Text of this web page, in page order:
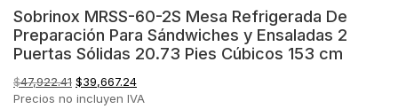
Sobrinox MRSS-60-2S Mesa Refrigerada De
Preparación Para Sándwiches y Ensaladas 2
Puertas Sólidas 20.73 Pies Cúbicos 153 cm
$47,922.41 El
precio
$39,667.24El
precio
Precios no incluyen IVA